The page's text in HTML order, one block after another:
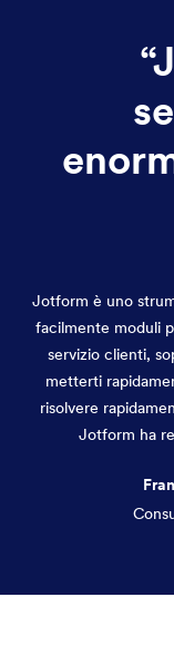
“
Jotform è uno
facilmente moduli
servizio clienti,
metterti
risolvere
Jotform ha